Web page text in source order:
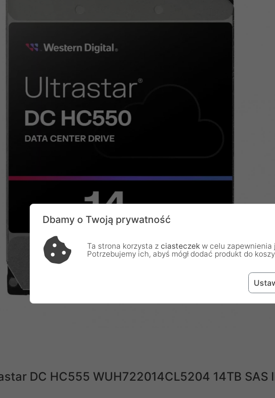
DC HC555 WUH722014CL5204 14TB SAS
Dbamy o Twoją prywatność
Ta strona korzysta z ciasteczek w celu zapewnienia
Potrzebujemy ich, abyś mógł dodać produkt do